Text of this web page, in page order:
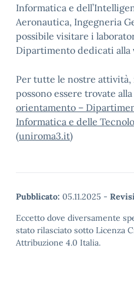
Informatica e
Aeronautica, Ingegneria
possibile visitare i
Dipartimento dedicati alla
Per tutte le nostre
possono essere trovate
orientamento –
Informatica e delle
(uniroma3.it)
Pubblicato: 05.11.2025 -
Eccetto dove diversamente
stato rilasciato sotto Licenza
Attribuzione 4.0 Italia.